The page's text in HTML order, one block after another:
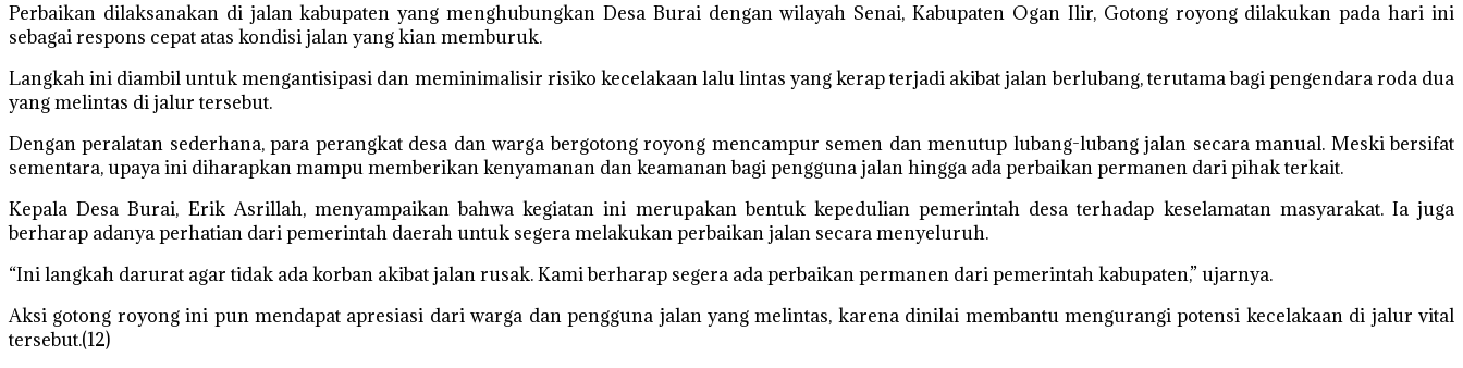
Perbaikan dilaksanakan di jalan kabupaten yang menghubungkan Desa Burai dengan wilayah Senai, Kabupaten Ogan Ilir, Gotong royong dilakukan pada hari ini
sebagai respons cepat atas kondisi jalan yang kian memburuk.
Langkah ini diambil untuk mengantisipasi dan meminimalisir risiko kecelakaan lalu lintas yang kerap terjadi akibat jalan berlubang, terutama bagi pengendara roda dua
yang melintas di jalur tersebut.
Dengan peralatan sederhana, para perangkat desa dan warga bergotong royong mencampur semen dan menutup lubang-lubang jalan secara manual. Meski bersifat
sementara, upaya ini diharapkan mampu memberikan kenyamanan dan keamanan bagi pengguna jalan hingga ada perbaikan permanen dari pihak terkait.
Kepala Desa Burai, Erik Asrillah, menyampaikan bahwa kegiatan ini merupakan bentuk kepedulian pemerintah desa terhadap keselamatan masyarakat. Ia juga
berharap adanya perhatian dari pemerintah daerah untuk segera melakukan perbaikan jalan secara menyeluruh.
“Ini langkah darurat agar tidak ada korban akibat jalan rusak. Kami berharap segera ada perbaikan permanen dari pemerintah kabupaten,” ujarnya.
Aksi gotong royong ini pun mendapat apresiasi dari warga dan pengguna jalan yang melintas, karena dinilai membantu mengurangi potensi kecelakaan di jalur vital
tersebut.(12)